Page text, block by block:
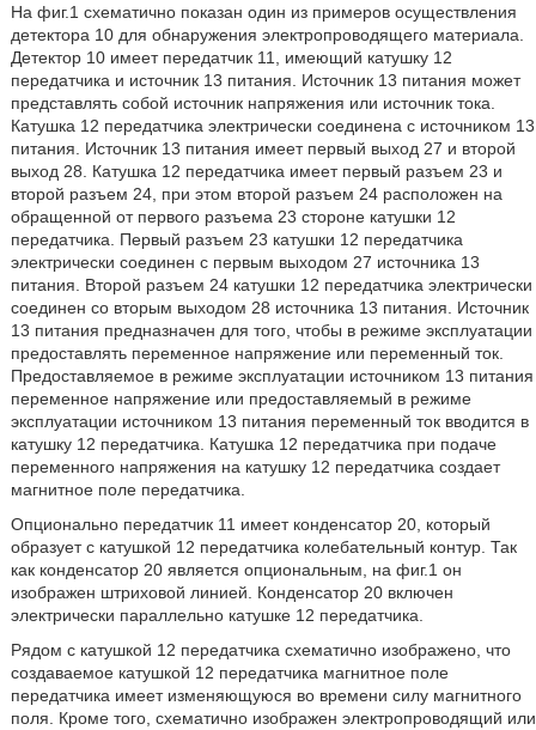
На фиг.1 схематично показан один из примеров осуществления
детектора 10 для обнаружения электропроводящего материала.
Детектор 10 имеет передатчик 11, имеющий катушку 12
передатчика и источник 13 питания. Источник 13 питания может
представлять собой источник напряжения или источник тока.
Катушка 12 передатчика электрически соединена с источником 13
питания. Источник 13 питания имеет первый выход 27 и второй
выход 28. Катушка 12 передатчика имеет первый разъем 23 и
второй разъем 24, при этом второй разъем 24 расположен на
обращенной от первого разъема 23 стороне катушки 12
передатчика. Первый разъем 23 катушки 12 передатчика
электрически соединен с первым выходом 27 источника 13
питания. Второй разъем 24 катушки 12 передатчика электрически
соединен со вторым выходом 28 источника 13 питания. Источник
13 питания предназначен для того, чтобы в режиме эксплуатации
предоставлять переменное напряжение или переменный ток.
Предоставляемое в режиме эксплуатации источником 13 питания
переменное напряжение или предоставляемый в режиме
эксплуатации источником 13 питания переменный ток вводится в
катушку 12 передатчика. Катушка 12 передатчика при подаче
переменного напряжения на катушку 12 передатчика создает
магнитное поле передатчика.
Опционально передатчик 11 имеет конденсатор 20, который
образует с катушкой 12 передатчика колебательный контур. Так
как конденсатор 20 является опциональным, на фиг.1 он
изображен штриховой линией. Конденсатор 20 включен
электрически параллельно катушке 12 передатчика.
Рядом с катушкой 12 передатчика схематично изображено, что
создаваемое катушкой 12 передатчика магнитное поле
передатчика имеет изменяющуюся во времени силу магнитного
поля. Кроме того, схематично изображен электропроводящий или